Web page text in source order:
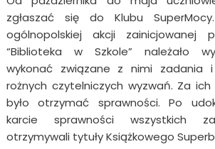
zgłaszać się do Klubu
ogólnopolskiej akcji zainicjowanej
“Biblioteka w Szkole” należało
wykonać związane z nimi zadania
rożnych czytelniczych wyzwań. Za
było otrzymać sprawności. Po
karcie sprawności wszystkich
otrzymywali tytuły Książkowego